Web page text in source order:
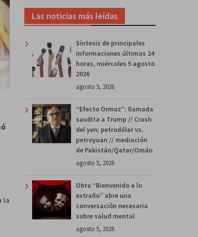
la
Las noticias más leídas
Síntesis de principales
informaciones últimas 24
horas, miércoles 5 agosto
2026
agosto 5, 2026
“Efecto Ormuz”: llamada
saudita a Trump // Crash
del yen; petrodólar vs.
petroyuan // mediación
de Pakistán/Qatar/Omán
agosto 5, 2026
Obra “Bienvenido a lo
extraño” abre una
conversación necesaria
sobre salud mental
agosto 5, 2026